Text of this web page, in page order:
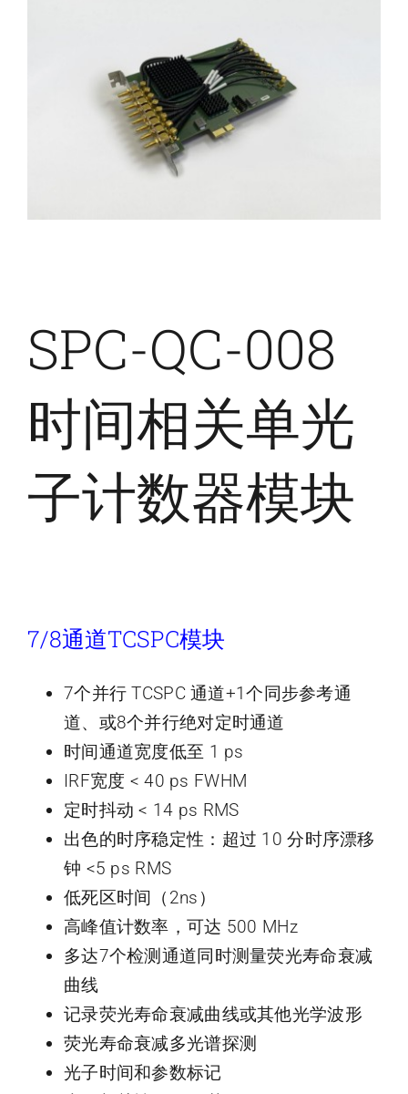
SPC-QC-008
时间相关单光
子计数器模块
7/8通道TCSPC模块
7个并行 TCSPC 通道+1个同步参考通
道、或8个并行绝对定时通道
时间通道宽度低至 1 ps
IRF宽度 < 40 ps FWHM
定时抖动 < 14 ps RMS
出色的时序稳定性：超过 10 分时序漂移
钟 <5 ps RMS
低死区时间（2ns）
高峰值计数率，可达 500 MHz
多达7个检测通道同时测量荧光寿命衰减
曲线
记录荧光寿命衰减曲线或其他光学波形
荧光寿命衰减多光谱探测
光子时间和参数标记